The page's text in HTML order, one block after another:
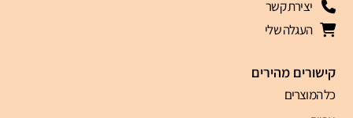
קישורים מהירים
כל המוצרים
יצירת קשר
העגלה שלי